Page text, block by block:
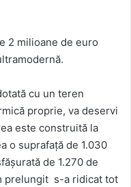
2 milioane de euro
cu un teren
proprie, va deservi
este construită la
o suprafață de 1.030
de 1.270 de
prelungit s-a ridicat tot